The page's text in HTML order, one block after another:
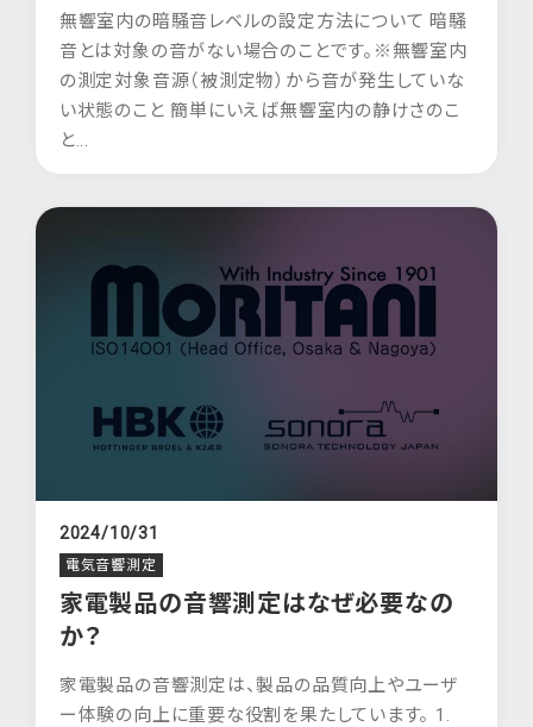
無響室内の暗騒音レベルの設定方法について 暗騒
音とは対象の音がない場合のことです。※無響室内
の測定対象音源（被測定物）から音が発生していな
い状態のこと 簡単にいえば無響室内の静けさのこ
と...
2024/10/31
電気音響測定
家電製品の音響測定はなぜ必要なの
か？
家電製品の音響測定は、製品の品質向上やユーザ
ー体験の向上に重要な役割を果たしています。 1.